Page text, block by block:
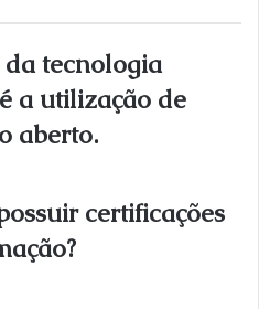
tecnologia
a utilização de
aberto.
certificações